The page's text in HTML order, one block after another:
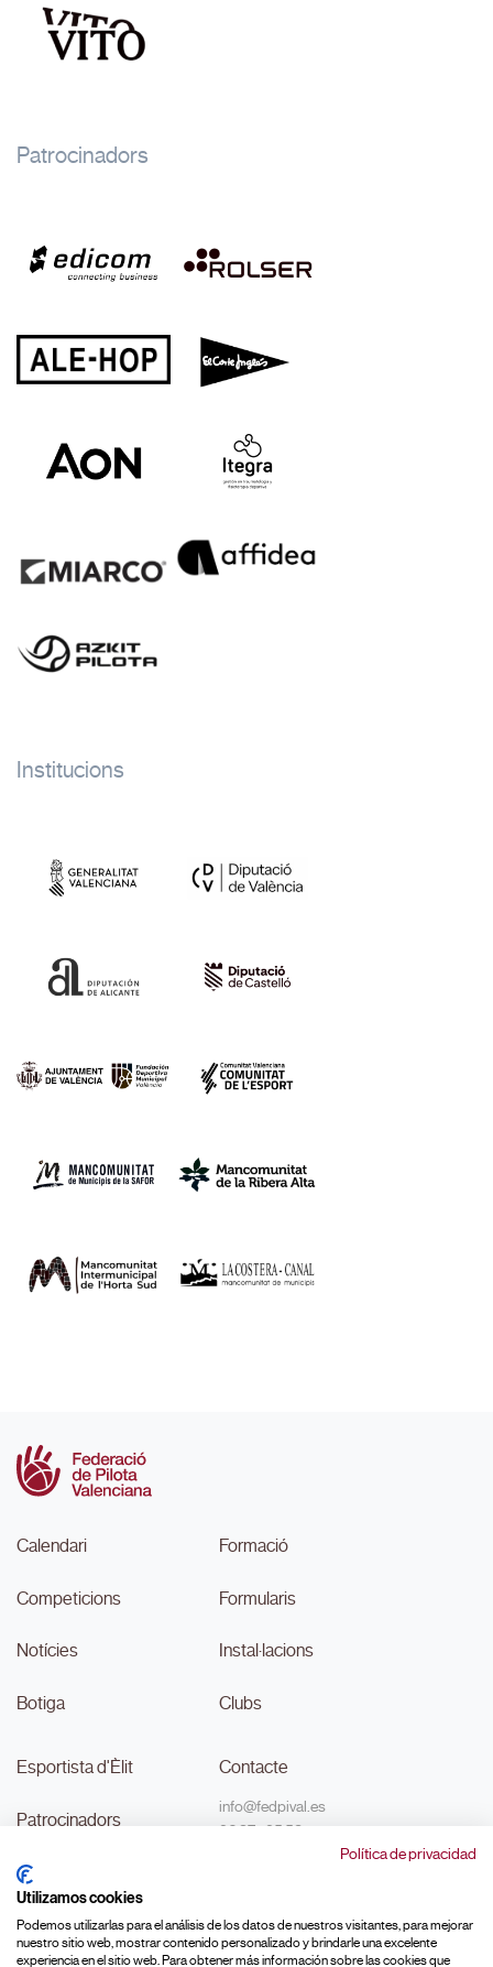
Política de privacidad
Utilizamos cookies
Podemos utilizarlas para el análisis de los datos de nuestros visitantes, para mejorar
nuestro sitio web, mostrar contenido personalizado y brindarle una excelente
experiencia en el sitio web. Para obtener más información sobre las cookies que
Patrocinadors
Institucions
Calendari
Competicions
Notícies
Botiga
Formació
Formularis
Instal·lacions
Clubs
Esportista d'Èlit
Patrocinadors
Transparència
#MouLaPilota
Contacte
info@fedpival.es
96 374 95 58
C/Marqués de Sant Joan nº 32,